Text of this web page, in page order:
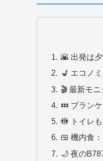
🌇 出発は
💺 エコノ
🎬 最新モ
💤 ブラン
🚻 トイレ
🍱 機内食
🌙 夜の